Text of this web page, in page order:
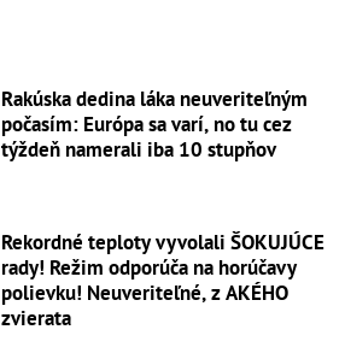
Rakúska dedina láka neuveriteľným
počasím: Európa sa varí, no tu cez
týždeň namerali iba 10 stupňov
Rekordné teploty vyvolali ŠOKUJÚCE
rady! Režim odporúča na horúčavy
polievku! Neuveriteľné, z AKÉHO
zvierata